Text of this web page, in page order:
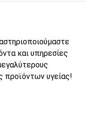
και υπηρεσίες
προϊόντων υγείας!